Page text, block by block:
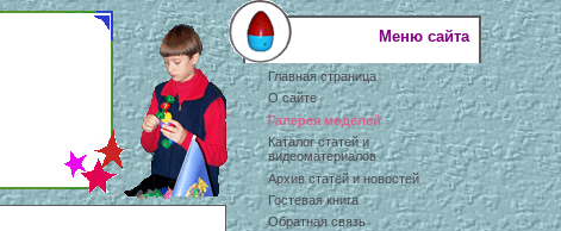
Меню сайта
Главная страница
О сайте
Галерея моделей
Каталог статей и
видеоматериалов
Архив статей и новостей
Гостевая книга
Обратная связь